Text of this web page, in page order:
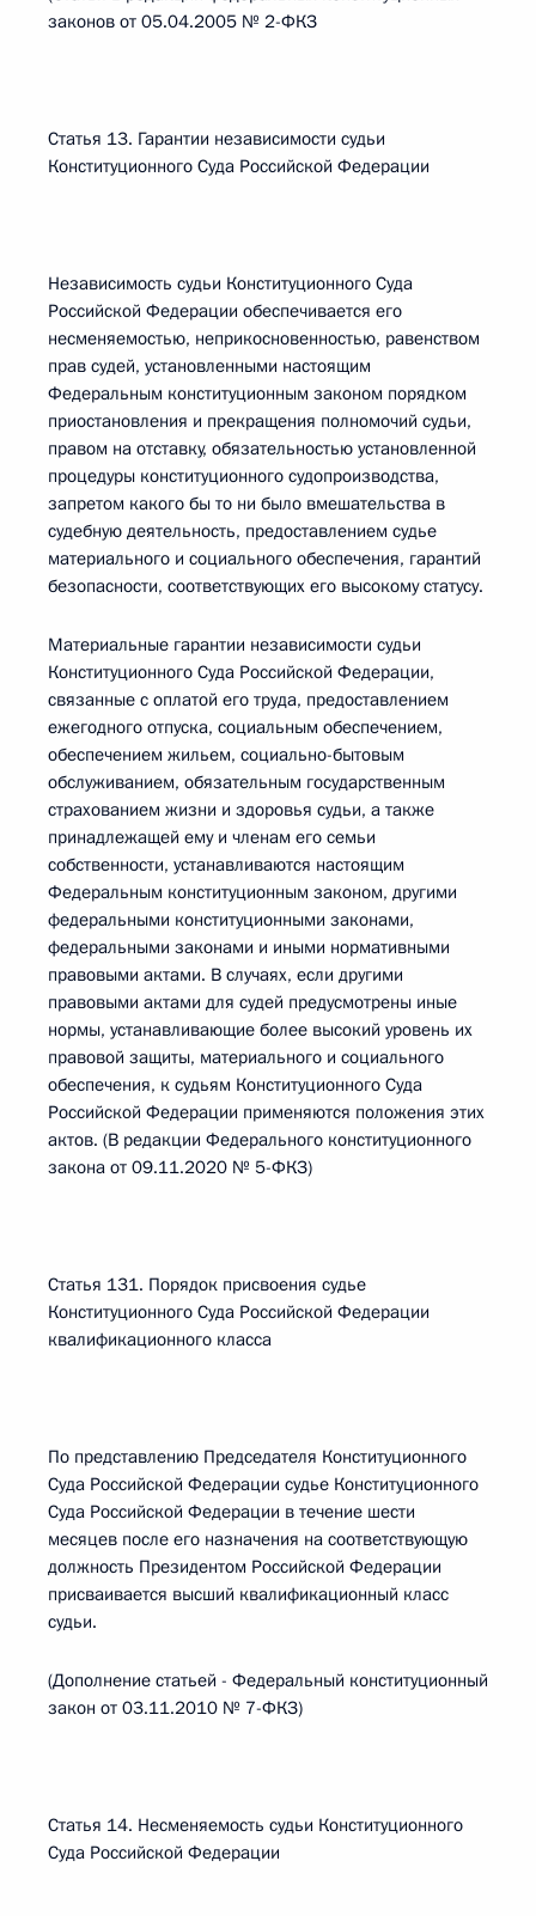
законов от 05.04.2005 № 2-ФКЗ
Статья 13. Гарантии независимости судьи
Конституционного Суда Российской Федерации
Независимость судьи Конституционного Суда
Российской Федерации обеспечивается его
несменяемостью, неприкосновенностью, равенством
прав судей, установленными настоящим
Федеральным конституционным законом порядком
приостановления и прекращения полномочий судьи,
правом на отставку, обязательностью установленной
процедуры конституционного судопроизводства,
запретом какого бы то ни было вмешательства в
судебную деятельность, предоставлением судье
материального и социального обеспечения, гарантий
безопасности, соответствующих его высокому статусу.
Материальные гарантии независимости судьи
Конституционного Суда Российской Федерации,
связанные с оплатой его труда, предоставлением
ежегодного отпуска, социальным обеспечением,
обеспечением жильем, социально-бытовым
обслуживанием, обязательным государственным
страхованием жизни и здоровья судьи, а также
принадлежащей ему и членам его семьи
собственности, устанавливаются настоящим
Федеральным конституционным законом, другими
федеральными конституционными законами,
федеральными законами и иными нормативными
правовыми актами. В случаях, если другими
правовыми актами для судей предусмотрены иные
нормы, устанавливающие более высокий уровень их
правовой защиты, материального и социального
обеспечения, к судьям Конституционного Суда
Российской Федерации применяются положения этих
актов. (В редакции Федерального конституционного
закона от 09.11.2020 № 5-ФКЗ)
Статья 131. Порядок присвоения судье
Конституционного Суда Российской Федерации
квалификационного класса
По представлению Председателя Конституционного
Суда Российской Федерации судье Конституционного
Суда Российской Федерации в течение шести
месяцев после его назначения на соответствующую
должность Президентом Российской Федерации
присваивается высший квалификационный класс
судьи.
(Дополнение статьей - Федеральный конституционный
закон от 03.11.2010 № 7-ФКЗ)
Статья 14. Несменяемость судьи Конституционного
Суда Российской Федерации